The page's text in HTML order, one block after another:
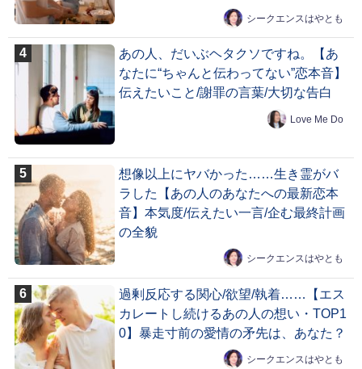
シークエンスはやとも
あの人、だいぶヘタクソですね。【あ
なたに“ちゃんと伝わってない”恋本音】
伝えたいこと/謝罪の言葉/大切な告白
Love Me Do
想像以上にヤバかった……生き霊がバ
ラした【あの人のあなたへの最新恋本
音】本気度/伝えたい一言/企む最終計画
の全貌
シークエンスはやとも
過剰反応する関心/欲望/執着……【エス
カレートし続けるあの人の想い・TOP1
0】暴走寸前の愛情の矛先は、あなた？
シークエンスはやとも